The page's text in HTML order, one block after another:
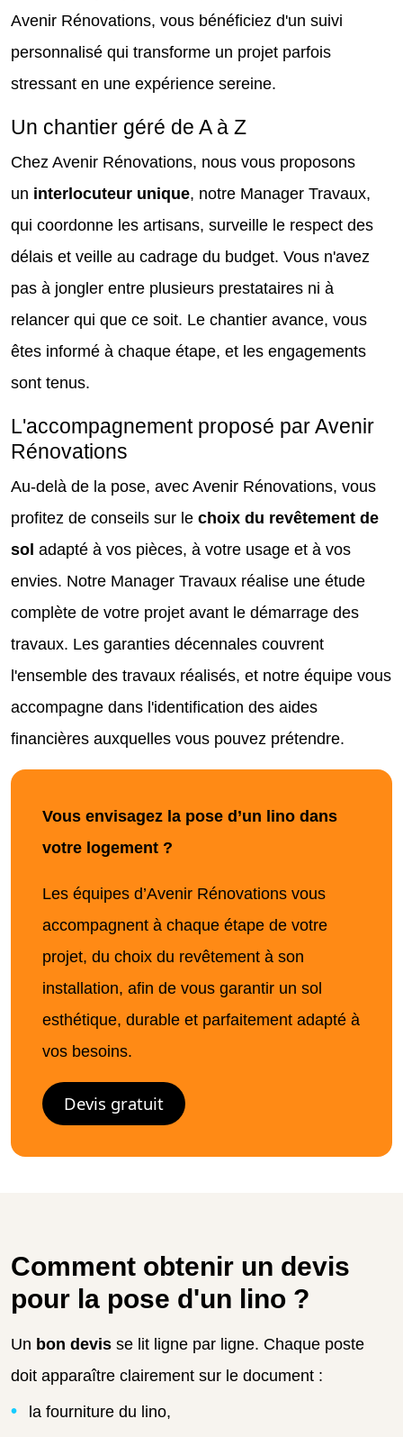
Avenir Rénovations, vous bénéficiez d'un suivi
personnalisé qui transforme un projet parfois
stressant en une expérience sereine.
Un chantier géré de A à Z
Chez Avenir Rénovations, nous vous proposons
un interlocuteur unique, notre Manager Travaux,
qui coordonne les artisans, surveille le respect des
délais et veille au cadrage du budget. Vous n'avez
pas à jongler entre plusieurs prestataires ni à
relancer qui que ce soit. Le chantier avance, vous
êtes informé à chaque étape, et les engagements
sont tenus.
L'accompagnement proposé par Avenir
Rénovations
Au-delà de la pose, avec Avenir Rénovations, vous
profitez de conseils sur le choix du revêtement de
sol adapté à vos pièces, à votre usage et à vos
envies. Notre Manager Travaux réalise une étude
complète de votre projet avant le démarrage des
travaux. Les garanties décennales couvrent
l'ensemble des travaux réalisés, et notre équipe vous
accompagne dans l'identification des aides
financières auxquelles vous pouvez prétendre.
Vous envisagez la pose d’un lino dans
votre logement ?
Les équipes d’Avenir Rénovations vous
accompagnent à chaque étape de votre
projet, du choix du revêtement à son
installation, afin de vous garantir un sol
esthétique, durable et parfaitement adapté à
vos besoins.
Devis gratuit
Comment obtenir un devis
pour la pose d'un lino ?
Un bon devis se lit ligne par ligne. Chaque poste
doit apparaître clairement sur le document :
la fourniture du lino,